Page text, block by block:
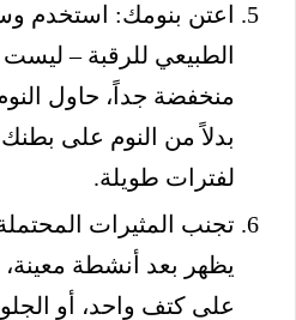
اعتن بنومك: استخدم
الطبيعي للرقبة –
منخفضة جداً، حاول
بدلاً من النوم على
لفترات طويلة.
تجنب المثيرات
يظهر بعد أنشطة
على كتف واحد، أو